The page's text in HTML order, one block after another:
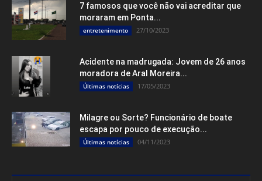
7 famosos que você não vai acreditar que
moraram em Ponta...
entretenimento 27/10/2023
Acidente na madrugada: Jovem de 26 anos
moradora de Aral Moreira...
Últimas notícias 17/05/2023
Milagre ou Sorte? Funcionário de boate
escapa por pouco de execução...
Últimas notícias 04/11/2023